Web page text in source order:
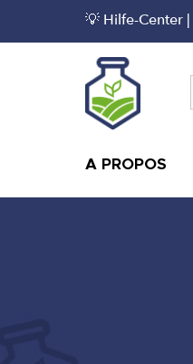
💡 Hilfe-Center |
A PROPOS